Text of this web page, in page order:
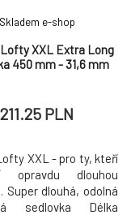
XXL Extra Long
450 mm - 31,6 mm
Skladem e-shop
211.25 PLN
XXL - pro ty, kteří
opravdu dlouhou
Super dlouhá, odolná
sedlovka Délka